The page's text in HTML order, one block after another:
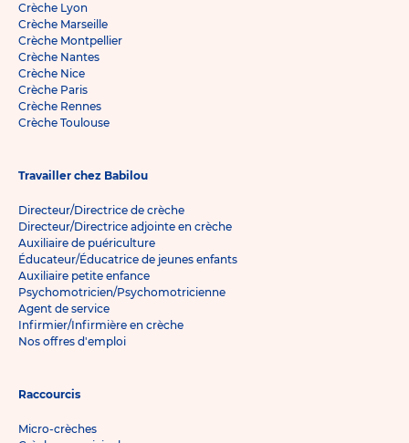
Crèche Lyon
Crèche Marseille
Crèche Montpellier
Crèche Nantes
Crèche Nice
Crèche Paris
Crèche Rennes
Crèche Toulouse
Travailler chez Babilou
Directeur/Directrice de crèche
Directeur/Directrice adjointe en crèche
Auxiliaire de puériculture
Éducateur/Éducatrice de jeunes enfants
Auxiliaire petite enfance
Psychomotricien/Psychomotricienne
Agent de service
Infirmier/Infirmière en crèche
Nos offres d'emploi
Raccourcis
Micro-crèches